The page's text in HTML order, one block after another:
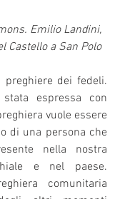
Emilio Landini,
Castello a San Polo
preghiere dei fedeli.
espressa con
vuole essere
di una persona che
nella nostra
e nel paese.
comunitaria